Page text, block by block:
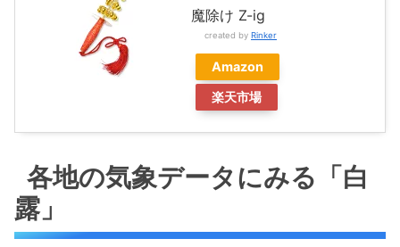
魔除け Z-ig
created by Rinker
Amazon
楽天市場
各地の気象データにみる「白
露」